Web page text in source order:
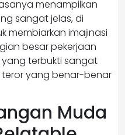
menampilkan
sangat jelas, di
membiarkan imajinasi
besar pekerjaan
yang terbukti sangat
yang benar-benar
Muda